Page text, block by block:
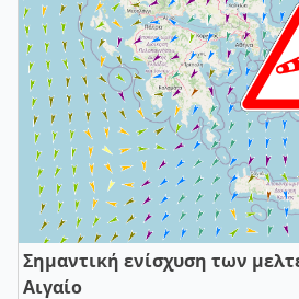
Σημαντική ενίσχυση των
Αιγαίο